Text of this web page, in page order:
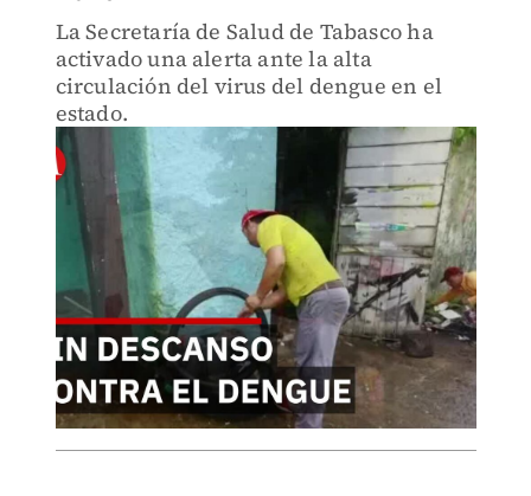
La Secretaría de Salud de Tabasco ha
activado una alerta ante la alta
circulación del virus del dengue en el
estado.